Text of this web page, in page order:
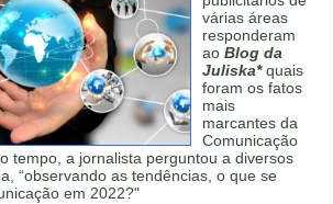
várias áreas
responderam
aoBlog da
Juliska*quais
foram os fatos
mais
marcantes da
Comunicação
tempo, a jornalista perguntou a diversos
“observando as tendências, o que se
em 2022?"